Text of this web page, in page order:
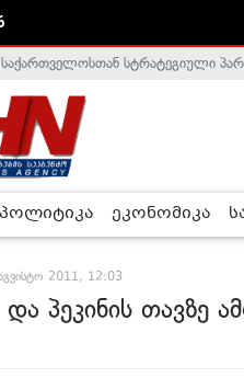
დე-ფაქტო მთავრობა
საქართველოსთან სტრატეგიული
პოლიტიკა ეკონომიკა
2011, 12:03
და პეკინის თავზე